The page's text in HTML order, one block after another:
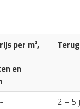
per m²,
en
2 – 5